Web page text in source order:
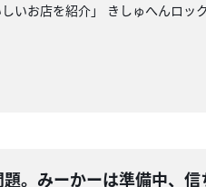
いお店を紹介」 きしゅへんロ
。みーかーは準備中、